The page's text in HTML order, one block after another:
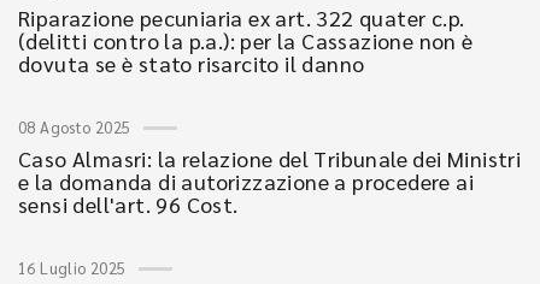
Riparazione pecuniaria ex art. 322 quater c.p.
(delitti contro la p.a.): per la Cassazione non è
dovuta se è stato risarcito il danno
08 Agosto 2025
Caso Almasri: la relazione del Tribunale dei Ministri
e la domanda di autorizzazione a procedere ai
sensi dell'art. 96 Cost.
16 Luglio 2025